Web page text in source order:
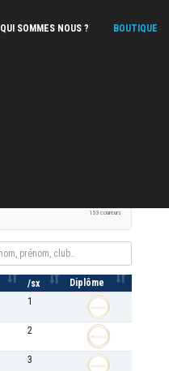
QUI SOMMES NOUS ? BOUTIQUE
153 coureurs
/sx
Diplôme
1
2
3